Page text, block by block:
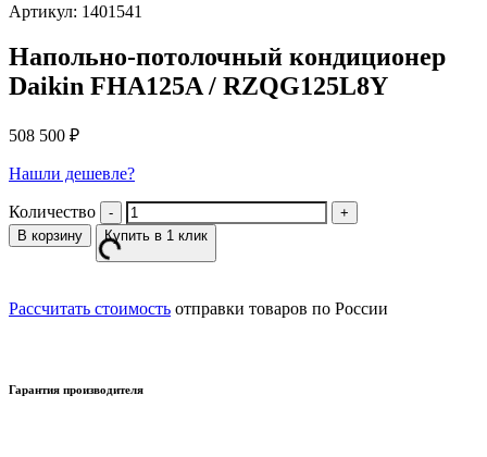
Артикул: 1401541
Напольно-потолочный кондиционер
Daikin FHA125A / RZQG125L8Y
508 500 ₽
Нашли дешевле?
Количество
В корзину Купить в 1 клик
Рассчитать стоимость отправки товаров по России
Гарантия производителя